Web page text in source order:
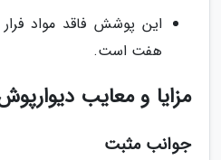
هفت است.
مزایا و معایب
جوانب مثبت